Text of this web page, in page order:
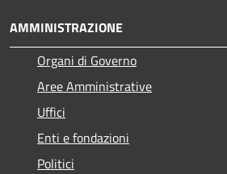
AMMINISTRAZIONE
Organi di Governo
Aree Amministrative
Uffici
Enti e fondazioni
Politici